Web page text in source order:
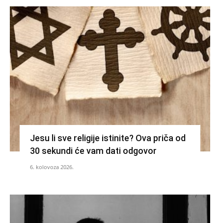
Jesu li sve religije istinite? Ova priča od
30 sekundi će vam dati odgovor
6. kolovoza 2026.